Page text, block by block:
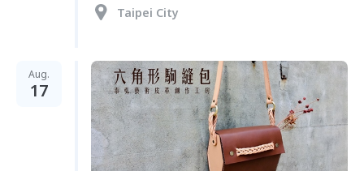
Taipei City
Aug.
17